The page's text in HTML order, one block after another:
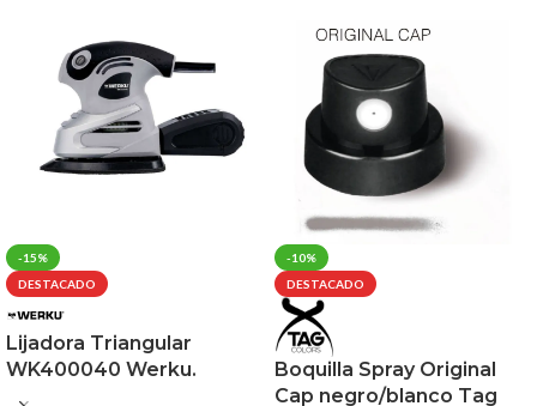
-15%
DESTACADO
Lijadora Triangular
WK400040 Werku.
-10%
DESTACADO
Boquilla Spray Original
Cap negro/blanco Tag